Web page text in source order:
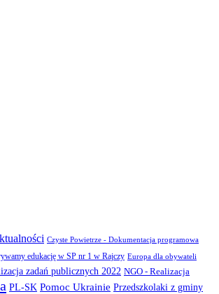
Czyste Powietrze - Dokumentacja programowa
edukację w SP nr 1 w Rajczy Europa dla obywateli
zadań publicznych 2022 NGO - Realizacja
PL-SK Pomoc Ukrainie Przedszkolaki z gminy